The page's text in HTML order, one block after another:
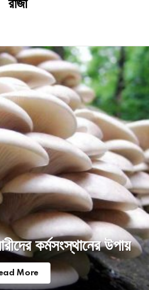
রাজা
Latest
stories
কর্মসংস্থানের উপায়
More